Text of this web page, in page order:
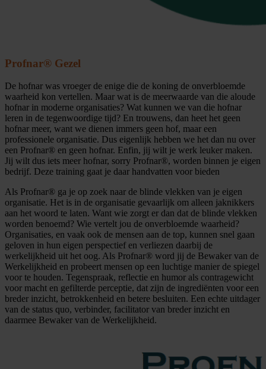
Profnar® Gezel
De hofnar was vroeger de enige die de koning de onverbloemde
waarheid kon vertellen. Maar wat is de meerwaarde van die aloude
hofnar in moderne organisaties? Wat kunnen we van die hofnar
leren in de tegenwoordige tijd? En trouwens, dan heet het geen
hofnar meer, want we dienen immers geen hof, maar een
professionele organisatie. Dus eigenlijk hebben we het dan nu over
een Profnar® en geen hofnar. Enfin, jij wilt je werk leuker maken.
Jij wilt dus iets meer hofnar, sorry Profnar®, worden binnen je eigen
bedrijf. Deze training gaat je daar handvatten voor bieden
Als Profnar® ga je op zoek naar de blinde vlekken van je eigen
organisatie. Het is in de organisatie gevaarlijk om alleen jaknikkers
aan het woord te laten. Want wie zorgt er dan dat de blinde vlekken
worden benoemd? Wie vertelt jou de onverbloemde waarheid?
Organisaties, en vaak ook de mensen aan de top, kunnen snel gaan
geloven in hun eigen perspectief en verliezen daarbij de
werkelijkheid uit het oog. Als Profnar® word jij de Bewaker van de
Werkelijkheid en probeert mensen op een luchtige manier de spiegel
voor te houden. Tegenspraak, reflectie en humor als contragewicht
voor macht en gefilterde perceptie, dat zijn de ingrediënten voor een
breder inzicht, betrokkenheid en betere besluiten. Een echte uitdager
van de status quo, verbinder, facilitator van breder inzicht en
daarmee Bewaker van de Werkelijkheid.